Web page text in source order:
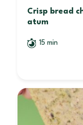
Crisp bread
atum
15 min